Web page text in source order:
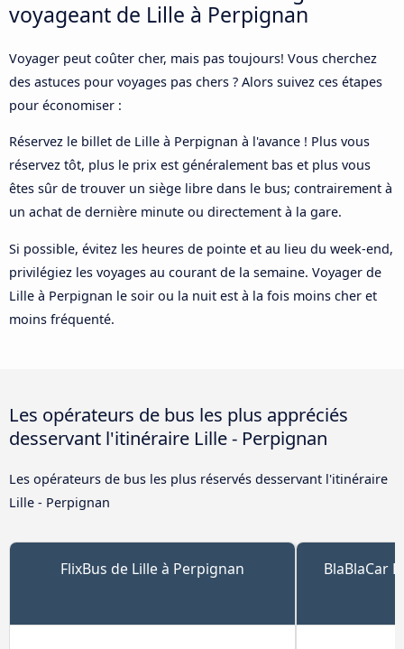
voyageant de Lille à Perpignan
Voyager peut coûter cher, mais pas toujours! Vous cherchez
des astuces pour voyages pas chers ? Alors suivez ces étapes
pour économiser :
Réservez le billet de Lille à Perpignan à l'avance ! Plus vous
réservez tôt, plus le prix est généralement bas et plus vous
êtes sûr de trouver un siège libre dans le bus; contrairement à
un achat de dernière minute ou directement à la gare.
Si possible, évitez les heures de pointe et au lieu du week-end,
privilégiez les voyages au courant de la semaine. Voyager de
Lille à Perpignan le soir ou la nuit est à la fois moins cher et
moins fréquenté.
Les opérateurs de bus les plus appréciés
desservant l'itinéraire Lille - Perpignan
Les opérateurs de bus les plus réservés desservant l'itinéraire
Lille - Perpignan
FlixBus de Lille à Perpignan BlaBlaCar